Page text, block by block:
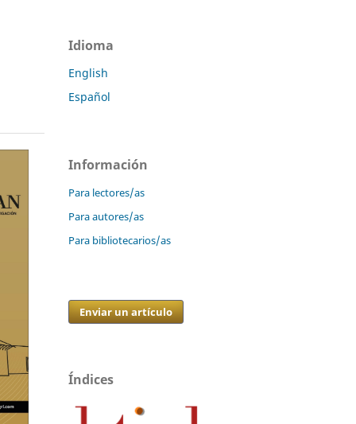
Idioma
English
Español
Información
Para lectores/as
Para autores/as
Para bibliotecarios/as
Enviar un artículo
Índices